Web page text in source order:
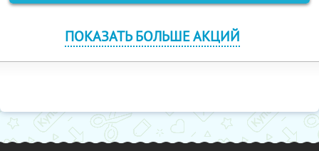
ПОКАЗАТЬ БОЛЬШЕ АКЦИЙ